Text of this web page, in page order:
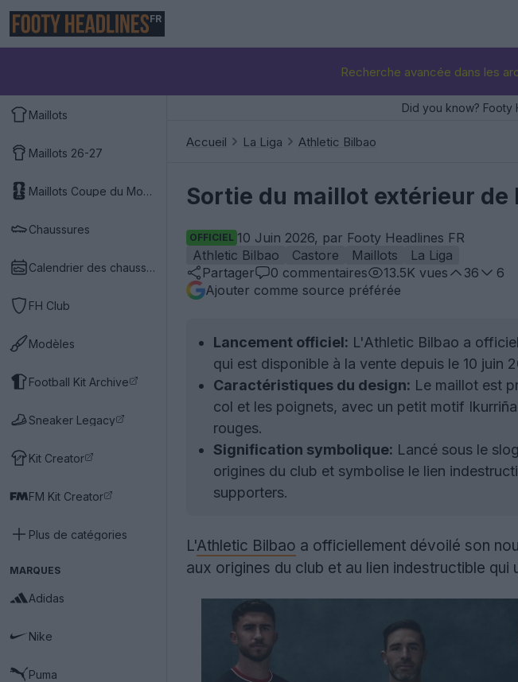
FR
Recherche avancée dans les
Maillots
Maillots 26-27
Maillots Coupe du Monde 2026
Chaussures
Calendrier des chaussures
FH Club
Modèles
Football Kit Archive
Sneaker Legacy
Kit Creator
FM Kit Creator
Plus de catégories
MARQUES
Adidas
Nike
Puma
Did you know? Footy
Accueil La Liga Athletic Bilbao
Sortie du maillot extérieur
OFFICIEL 10 Juin 2026, par Footy Headlines FR
Athletic Bilbao
Castore Maillots
La Liga
Partager
0 commentaires 13.5K vues 36
6
Ajouter comme source préférée
Lancement officiel: L'Athletic Bilbao a
qui est disponible à la vente depuis le 10 juin
Caractéristiques du design: Le maillot est
col et les poignets, avec un petit motif
rouges.
Signification symbolique: Lancé sous le
origines du club et symbolise le lien
supporters.
L'Athletic Bilbao a officiellement dévoilé son
aux origines du club et au lien indestructible